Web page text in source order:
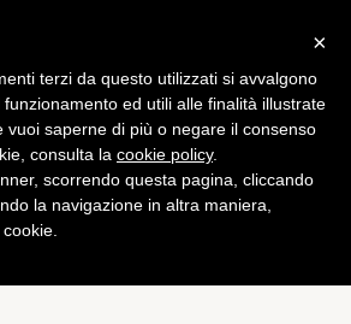
×
terzi da questo utilizzati si avvalgono
ed utili alle finalità illustrate
vuoi saperne di più o negare il consenso
consulta la cookie policy.
scorrendo questa pagina, cliccando
la navigazione in altra maniera,
cookie.